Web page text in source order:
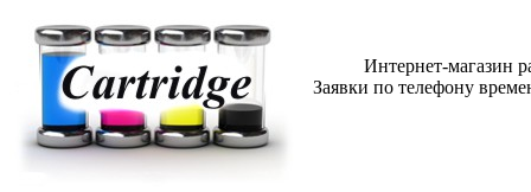
Интернет-магазин
Заявки по телефону